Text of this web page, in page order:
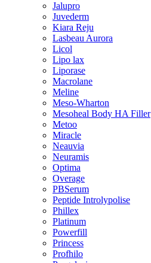
Jalupro
Juvederm
Kiara Reju
Lasbeau Aurora
Licol
Lipo lax
Liporase
Macrolane
Meline
Meso-Wharton
Mesoheal Body HA Filler
Metoo
Miracle
Neauvia
Neuramis
Optima
Overage
PBSerum
Peptide Introlypolise
Phillex
Platinum
Powerfill
Princess
Profhilo